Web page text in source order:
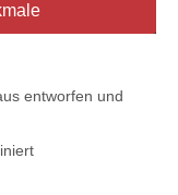
entworfen und